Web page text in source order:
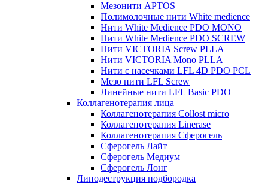
Мезонити APTOS
Полимолочные нити White medience
Нити White Medience PDO MONO
Нити White Medience PDO SCREW
Нити VICTORIA Screw PLLA
Нити VICTORIA Mono PLLA
Нити с насечками LFL 4D PDO PCL
Мезо нити LFL Screw
Линейные нити LFL Basic PDO
Коллагенотерапия лица
Коллагенотерапия Collost micro
Коллагенотерапия Linerase
Коллагенотерапия Сферогель
Сферогель Лайт
Сферогель Медиум
Сферогель Лонг
Липодеструкция подбородка